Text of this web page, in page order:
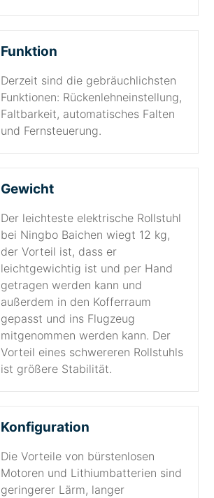
Funktion
Derzeit sind die gebräuchlichsten
Funktionen: Rückenlehneinstellung,
Faltbarkeit, automatisches Falten
und Fernsteuerung.
Gewicht
Der leichteste elektrische Rollstuhl
bei Ningbo Baichen wiegt 12 kg,
der Vorteil ist, dass er
leichtgewichtig ist und per Hand
getragen werden kann und
außerdem in den Kofferraum
gepasst und ins Flugzeug
mitgenommen werden kann. Der
Vorteil eines schwereren Rollstuhls
ist größere Stabilität.
Konfiguration
Die Vorteile von bürstenlosen
Motoren und Lithiumbatterien sind
geringerer Lärm, langer